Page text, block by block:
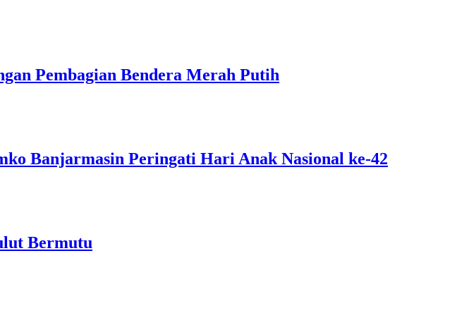
Pembagian Bendera Merah Putih
Banjarmasin Peringati Hari Anak Nasional ke-42
Bermutu